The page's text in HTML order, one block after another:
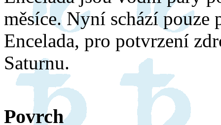
měsíce. Nyní schází
Encelada, pro potvrzení
Saturnu.
Povrch